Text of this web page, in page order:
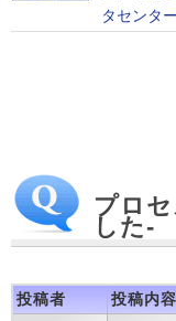
プロ
した-
投稿者 投稿内容